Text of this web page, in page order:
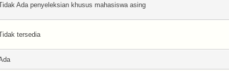
Ada penyeleksian khusus mahasiswa asing
tersedia